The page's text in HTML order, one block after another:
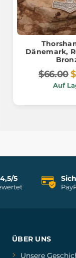
Dänemark,
$66.00
Auf
5
ÜBER UNS
Unsere